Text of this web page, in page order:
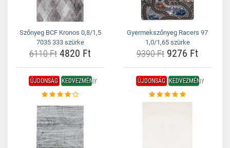
Szőnyeg BCF Kronos 0,8/1,5
7035 333 szürke
6110 Ft 4820 Ft
Gyermekszőnyeg Racers 97
1,0/1,65 szürke
9390 Ft 9276 Ft
ÚJDONSÁG KEDVEZMÉNY ÚJDONSÁG KEDVEZMÉNY